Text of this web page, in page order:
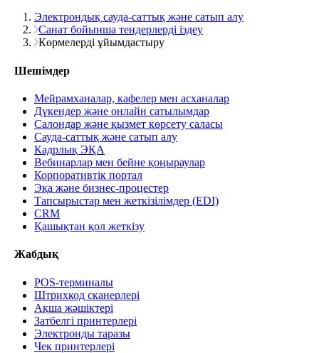
Электрондық сауда-саттық және сатып алу
Санат бойынша тендерлерді іздеу
Көрмелерді ұйымдастыру
Шешімдер
Мейрамханалар, кафелер мен асханалар
Дүкендер және онлайн сатылымдар
Салондар және қызмет көрсету саласы
Сауда-саттық және сатып алу
Кадрлық ЭҚА
Вебинарлар мен бейне қоңыраулар
Корпоративтік портал
Эқа және бизнес-процестер
Тапсырыстар мен жеткізілімдер (EDI)
CRM
Қашықтан қол жеткізу
Жабдық
POS-терминалы
Штрихкод сканерлері
Ақша жәшіктері
Затбелгі принтерлері
Электронды таразы
Чек принтерлері